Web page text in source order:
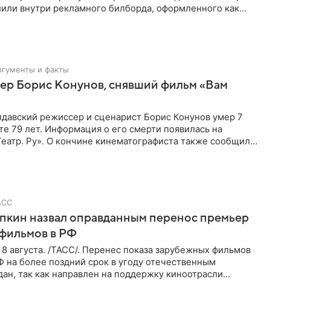
внутри рекламного билборда, оформленного как
и факты
Борис Конунов, снявший фильм «Вам
режиссер и сценарист Борис Конунов умер 7
79 лет. Информация о его смерти появилась на
Ру». О кончине кинематографиста также сообщило
назвал оправданным перенос премьер
в РФ
/ТАСС/. Перенес показа зарубежных фильмов
на более поздний срок в угоду отечественным
так как направлен на поддержку киноотрасли